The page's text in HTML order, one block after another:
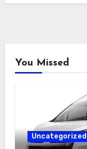
You Missed
Uncategorized